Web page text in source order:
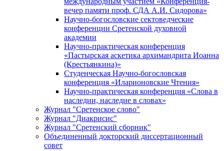
вечер памяти проф. СДА А.И. Сидорова»
Научно-богословские сектоведческие
конференции Сретенской духовной
академии
Научно-практическая конференция
«Пастырская аскетика архимандрита Иоанна
(Крестьянкина)»
Студенческая Научно-богословская
конференция «Иларионовские Чтения»
Научно-практическая конференция «Cлова в
наследии, наследие в словах»
Журнал "Сретенское слово"
Журнал "Диакрисис"
Журнал "Сретенский сборник"
Объединенный докторский диссертационный
совет